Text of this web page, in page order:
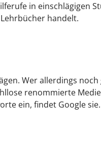
in einschlägigen
handelt.
Wer allerdings noch
renommierte
ein, findet Google